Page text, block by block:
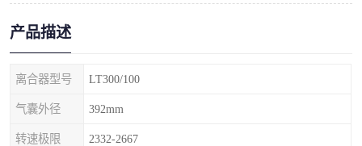
产品描述
离合器型号 LT300/100
气囊外径 392mm
转速极限 2332-2667